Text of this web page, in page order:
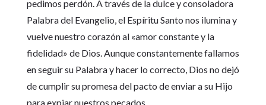
pedimos perdón. A través de la dulce y consoladora
Palabra del Evangelio, el Espíritu Santo nos ilumina y
vuelve nuestro corazón al «amor constante y la
fidelidad» de Dios. Aunque constantemente fallamos
en seguir su Palabra y hacer lo correcto, Dios no dejó
de cumplir su promesa del pacto de enviar a su Hijo
para expiar nuestros pecados.